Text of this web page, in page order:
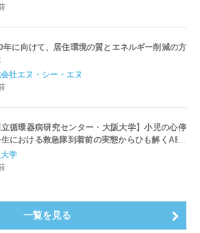
年に向けて、居住環境の質とエネルギー削減の方
社エヌ・シー・エヌ
立循環器病研究センター・大阪大学】小児の心停
における救急隊到着前の実態からひも解くAED
装着と良好な神経学的転帰との関連性
学
一覧を見る